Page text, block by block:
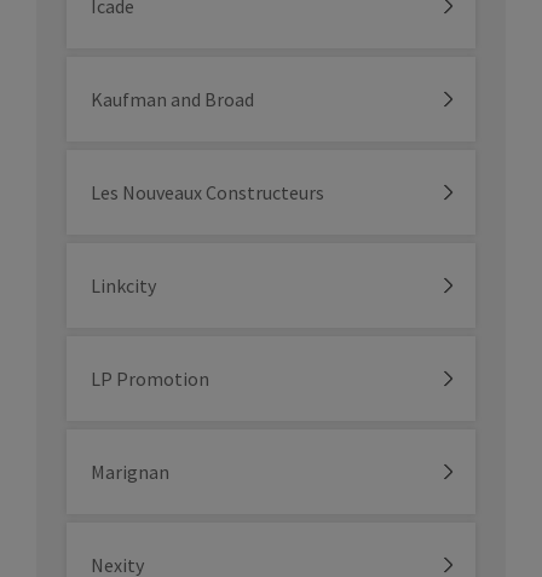
Icade
Kaufman and Broad
Les Nouveaux Constructeurs
Linkcity
LP Promotion
Marignan
Nexity